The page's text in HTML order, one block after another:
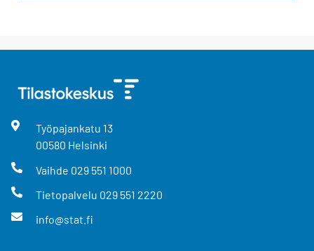
Työpajankatu 13
00580 Helsinki
Vaihde 029 551 1000
Tietopalvelu 029 551 2220
info@stat.fi